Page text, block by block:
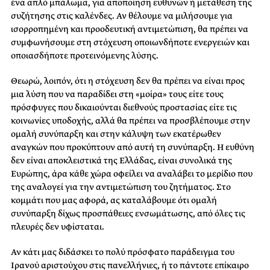
συζήτησης στις καλένδες. Αν θέλουμε να μιλήσουμε για
ισορροπημένη και προοδευτική αντιμετώπιση, θα πρέπει να
συμφωνήσουμε στη στόχευση οποιωνδήποτε ενεργειών και
οποιασδήποτε προτεινόμενης λύσης.
Θεωρώ, λοιπόν, ότι η στόχευση δεν θα πρέπει να είναι προς
μια λύση που να παραδίδει στη «μοίρα» τους είτε τους
πρόσφυγες που δικαιούνται διεθνούς προστασίας είτε τις
κοινωνίες υποδοχής, αλλά θα πρέπει να προσβλέπουμε στην
ομαλή συνύπαρξη και στην κάλυψη των εκατέρωθεν
αναγκών που προκύπτουν από αυτή τη συνύπαρξη. Η ευθύνη
δεν είναι αποκλειστικά της Ελλάδας, είναι συνολικά της
Ευρώπης, άρα κάθε χώρα οφείλει να αναλάβει το μερίδιο που
της αναλογεί για την αντιμετώπιση του ζητήματος. Στο
κομμάτι που μας αφορά, ας καταλάβουμε ότι ομαλή
συνύπαρξη δίχως προσπάθειες ενσωμάτωσης, από όλες τις
πλευρές δεν υφίσταται.
Αν κάτι μας διδάσκει το πολύ πρόσφατο παράδειγμα του
Ιρανού αριστούχου στις πανελλήνιες, ή το πάντοτε επίκαιρο